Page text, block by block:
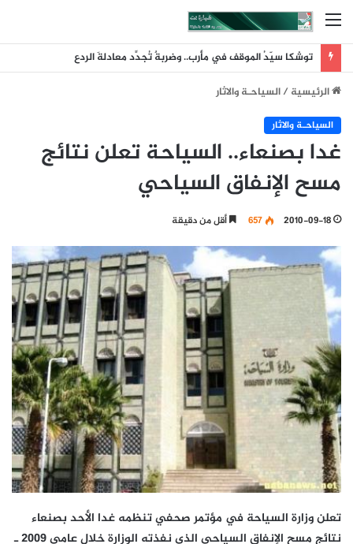
القائمة
توشكا سيّدُ الموقف في مأرب.. وضربةٌ تُجدِّد معادلةَ الردع
الرئيسية/السياحـة والاثار
السياحـة والاثار
غدا بصنعاء.. السياحة تعلن نتائج
مسح الإنفاق السياحي
2010-09-18
657 أقل من دقيقة
تعلن وزارة السياحة في مؤتمر صحفي تنظمه غدا الأحد بصنعاء
نتائج مسح الإنفاق السياحي الذي نفذته الوزارة خلال عامي 2009 ـ